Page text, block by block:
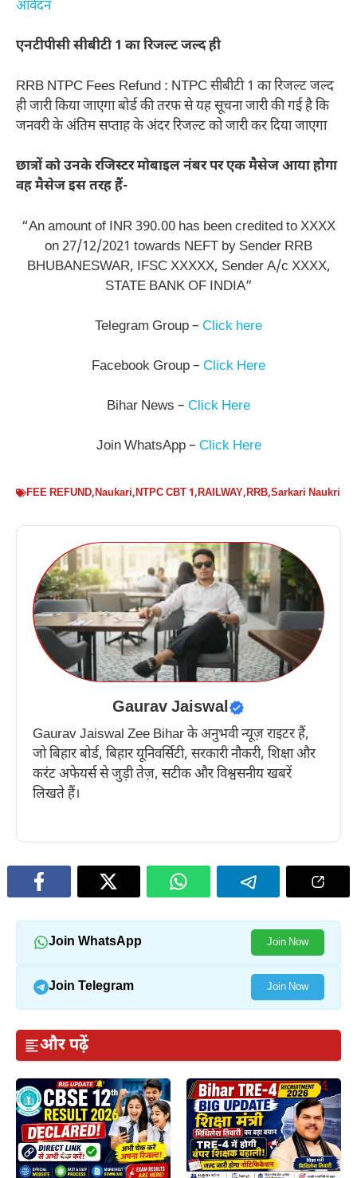
आवेदन
एनटीपीसी सीबीटी 1 का रिजल्ट जल्द ही
RRB NTPC Fees Refund : NTPC सीबीटी 1 का रिजल्ट जल्द
ही जारी किया जाएगा बोर्ड की तरफ से यह सूचना जारी की गई है कि
जनवरी के अंतिम सप्ताह के अंदर रिजल्ट को जारी कर दिया जाएगा
छात्रों को उनके रजिस्टर मोबाइल नंबर पर एक मैसेज आया होगा
वह मैसेज इस तरह हैं-
“An amount of INR 390.00 has been credited to XXXX
on 27/12/2021 towards NEFT by Sender RRB
BHUBANESWAR, IFSC XXXXX, Sender A/c XXXX,
STATE BANK OF INDIA”
Telegram Group – Click here
Facebook Group – Click Here
Bihar News – Click Here
Join WhatsApp – Click Here
FEE REFUND,Naukari,NTPC CBT 1,RAILWAY,RRB,Sarkari Naukri
Gaurav Jaiswal
Gaurav Jaiswal Zee Bihar के अनुभवी न्यूज़ राइटर हैं,
जो बिहार बोर्ड, बिहार यूनिवर्सिटी, सरकारी नौकरी, शिक्षा और
करंट अफेयर्स से जुड़ी तेज़, सटीक और विश्वसनीय खबरें
लिखते हैं।
Join WhatsApp Join Now
Join Telegram Join Now
और पढ़ें